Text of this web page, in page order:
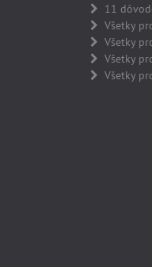
11
Všetky
Všetky
Všetky
Všetky